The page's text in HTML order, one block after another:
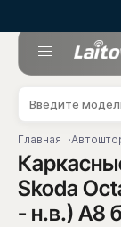
Главная
Skoda
- н.в.) A8